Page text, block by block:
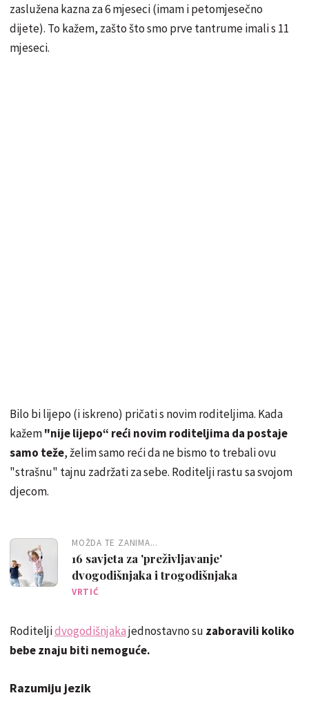
zaslužena kazna za 6 mjeseci (imam i petomjesečno
dijete). To kažem, zašto što smo prve tantrume imali s 11
mjeseci.
Bilo bi lijepo (i iskreno) pričati s novim roditeljima. Kada
kažem"nije lijepo“ reći novim roditeljima da postaje
samo teže, želim samo reći da ne bismo to trebali ovu
"strašnu" tajnu zadržati za sebe. Roditelji rastu sa svojom
djecom.
MOŽDA TE ZANIMA...
16 savjeta za 'preživljavanje'
dvogodišnjaka i trogodišnjaka
VRTIĆ
Roditeljidvogodišnjakajednostavno su zaboravili koliko
bebe znaju biti nemoguće.
Razumiju jezik